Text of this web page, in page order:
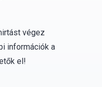
végez
információk a
el!